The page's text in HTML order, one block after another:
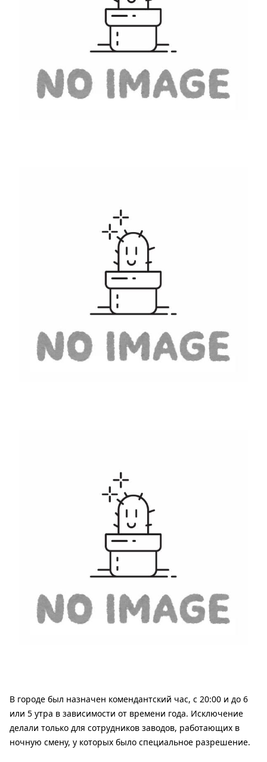
В городе был назначен комендантский час, с 20:00 и до 6
или 5 утра в зависимости от времени года. Исключение
делали только для сотрудников заводов, работающих в
ночную смену, у которых было специальное разрешение.